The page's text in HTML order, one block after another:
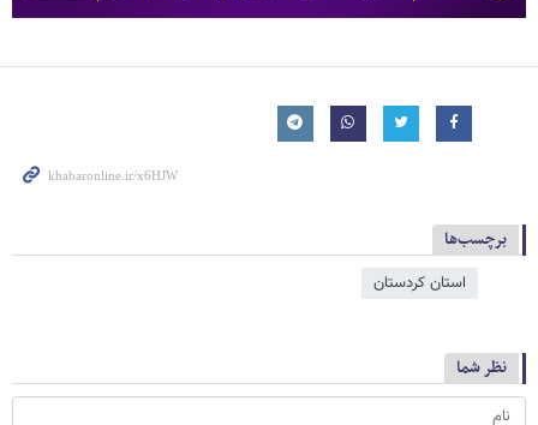
برچسب‌ها
استان کردستان
نظر شما